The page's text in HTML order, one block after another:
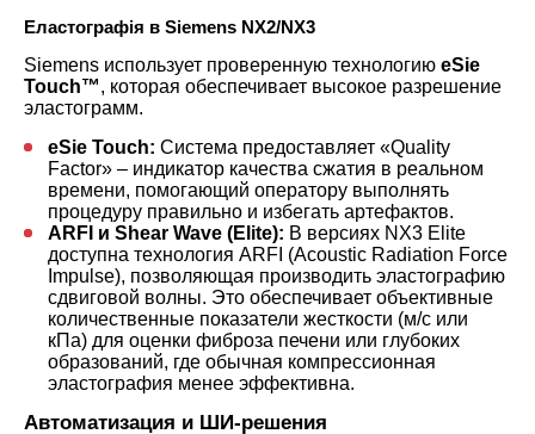
Еластографія в Siemens NX2/NX3
Siemens использует проверенную технологию eSie
Touch™, которая обеспечивает высокое разрешение
эластограмм.
eSie Touch: Система предоставляет «Quality
Factor» – индикатор качества сжатия в реальном
времени, помогающий оператору выполнять
процедуру правильно и избегать артефактов.
ARFI и Shear Wave (Elite): В версиях NX3 Elite
доступна технология ARFI (Acoustic Radiation Force
Impulse), позволяющая производить эластографию
сдвиговой волны. Это обеспечивает объективные
количественные показатели жесткости (м/с или
кПа) для оценки фиброза печени или глубоких
образований, где обычная компрессионная
эластография менее эффективна.
Автоматизация и ШИ-решения